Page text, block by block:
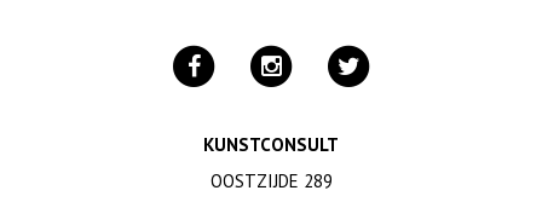
KUNSTCONSULT
OOSTZIJDE 289